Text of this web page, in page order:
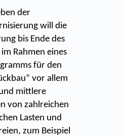
der
will die
bis Ende des
Rahmen eines
für den
vor allem
mittlere
von zahlreichen
Lasten und
zum Beispiel